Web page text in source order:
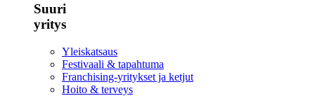
Suuri
yritys
Yleiskatsaus
Festivaali & tapahtuma
Franchising-yritykset ja ketjut
Hoito & terveys